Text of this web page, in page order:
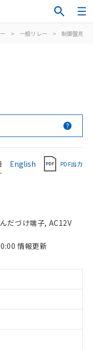
> 一般リレー > 制御盤用
English PDF出力
だづけ端子, AC12V
情報更新